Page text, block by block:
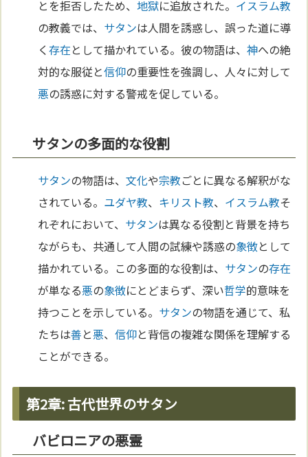
とを拒否したため、地獄に追放された。 イスラム教
の教義では、 サタンは人間を誘惑し、誤った道に導
く存在として描かれている。彼の物語は、神への絶
対的な服従と信仰の重要性を強調し、人々に対して
悪の誘惑に対する警戒を促している。
サタンの多面的な役割
サタンの物語は、文化や宗教ごとに異なる解釈がな
されている。 ユダヤ教、 キリスト教、 イスラム教そ
れぞれにおいて、 サタンは異なる役割と背景を持ち
ながらも、共通して人間の試練や誘惑の象徴として
描かれている。この多面的な役割は、 サタンの存在
が単なる悪の象徴にとどまらず、深い哲学的意味を
持つことを示している。 サタンの物語を通じて、私
たちは善と悪、信仰と背信の複雑な関係を理解する
ことができる。
第2章: 古代世界のサタン
バビロニアの悪霊